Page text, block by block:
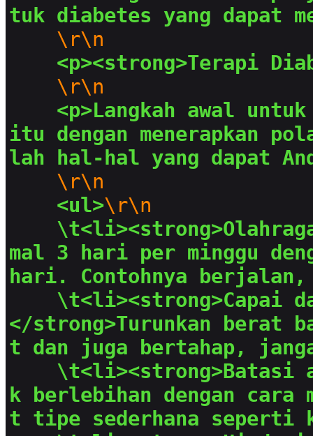
tuk diabetes yang dapat
\r\n
<p><strong>Terapi
\r\n
<p>Langkah awal
itu dengan menerapkan
lah hal-hal yang dapat
\r\n
<ul>\r\n
mal 3 hari per minggu
hari. Contohnya
\t<li><strong>Capai
</strong>Turunkan berat
t dan juga bertahap,
\t<li><strong>Batasi
k berlebihan dengan cara
t tipe sederhana seperti